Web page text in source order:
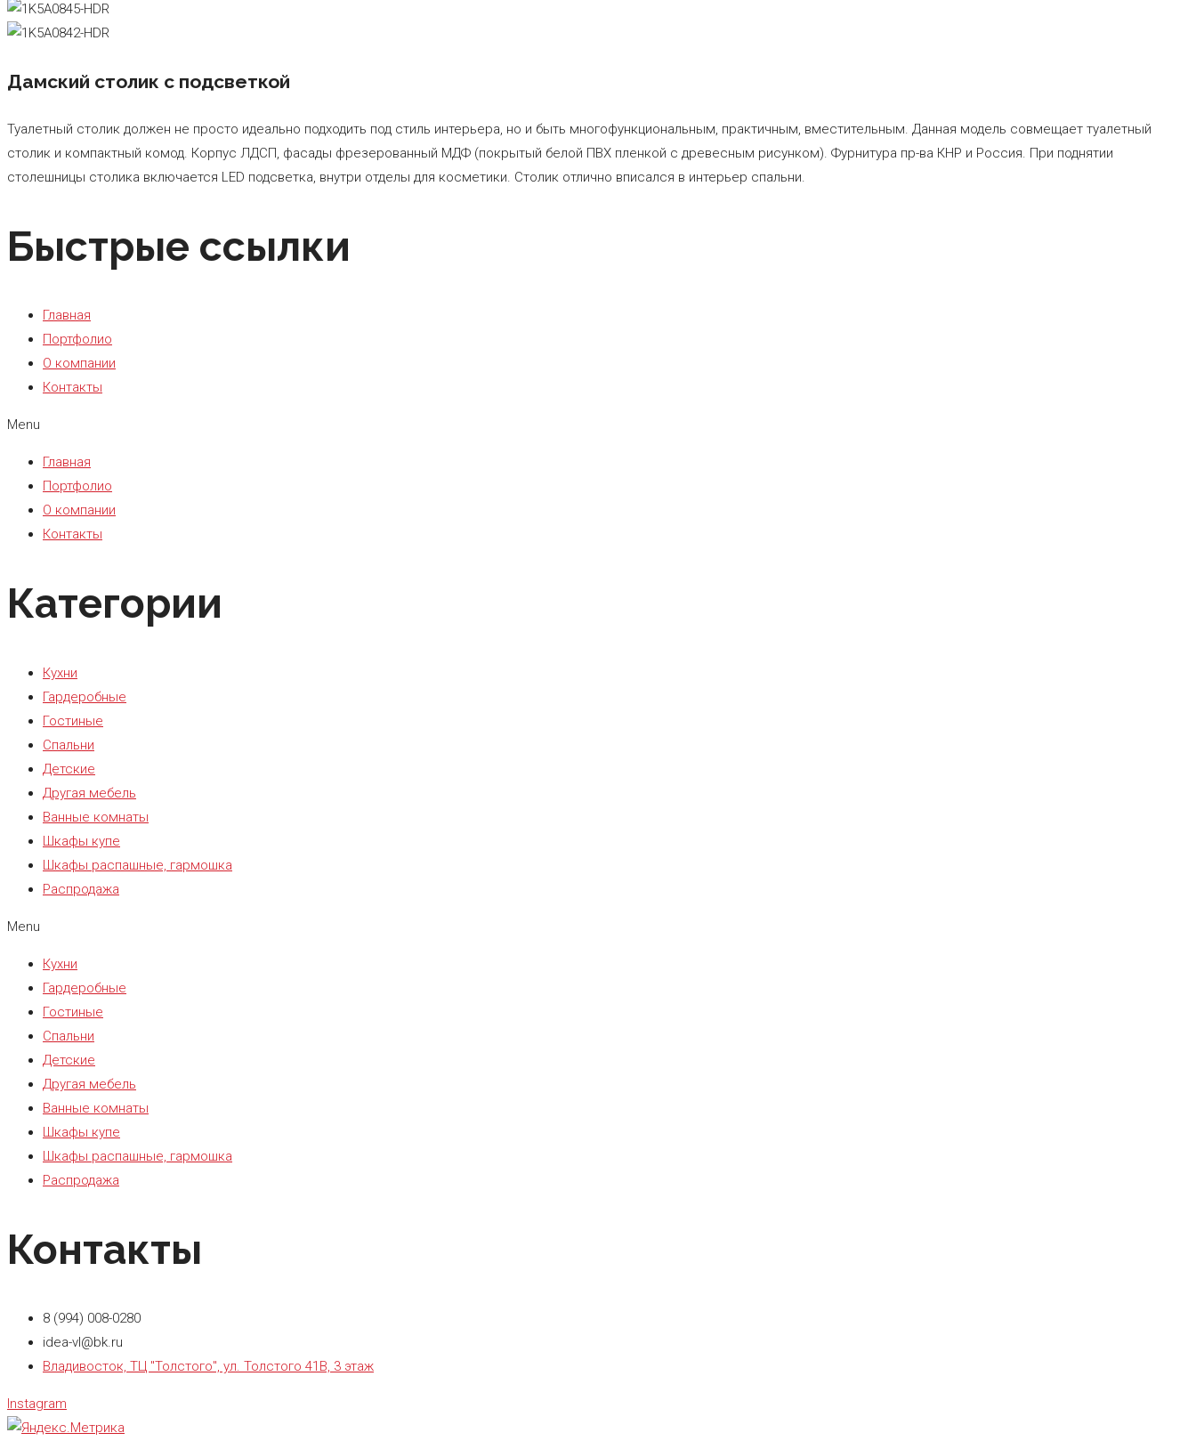
Дамский столик с подсветкой
Туалетный столик должен не просто идеально подходить под стиль интерьера, но и быть многофункциональным, практичным, вместительным. Данная модель совмещает туалетный
столик и компактный комод. Корпус ЛДСП, фасады фрезерованный МДФ (покрытый белой ПВХ пленкой с древесным рисунком). Фурнитура пр-ва КНР и Россия. При поднятии
столешницы столика включается LED подсветка, внутри отделы для косметики. Столик отлично вписался в интерьер спальни.
Быстрые ссылки
Главная
Портфолио
О компании
Контакты
Menu
Главная
Портфолио
О компании
Контакты
Категории
Кухни
Гардеробные
Гостиные
Спальни
Детские
Другая мебель
Ванные комнаты
Шкафы купе
Шкафы распашные, гармошка
Распродажа
Menu
Кухни
Гардеробные
Гостиные
Спальни
Детские
Другая мебель
Ванные комнаты
Шкафы купе
Шкафы распашные, гармошка
Распродажа
Контакты
8 (994) 008-0280
idea-vl@bk.ru
Владивосток, ТЦ "Толстого", ул. Толстого 41В, 3 этаж
Instagram